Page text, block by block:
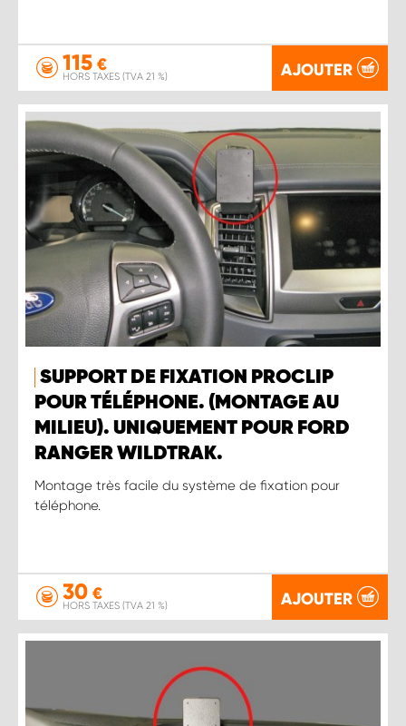
115 €
HORS TAXES (TVA 21 %) AJOUTER
SUPPORT DE FIXATION PROCLIP
POUR TÉLÉPHONE. (MONTAGE AU
MILIEU). UNIQUEMENT POUR FORD
RANGER WILDTRAK.
Montage très facile du système de fixation pour
téléphone.
30 €
HORS TAXES (TVA 21 %) AJOUTER